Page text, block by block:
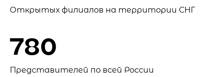
Открытых филиалов на территории СНГ
780
Представителей по всей России